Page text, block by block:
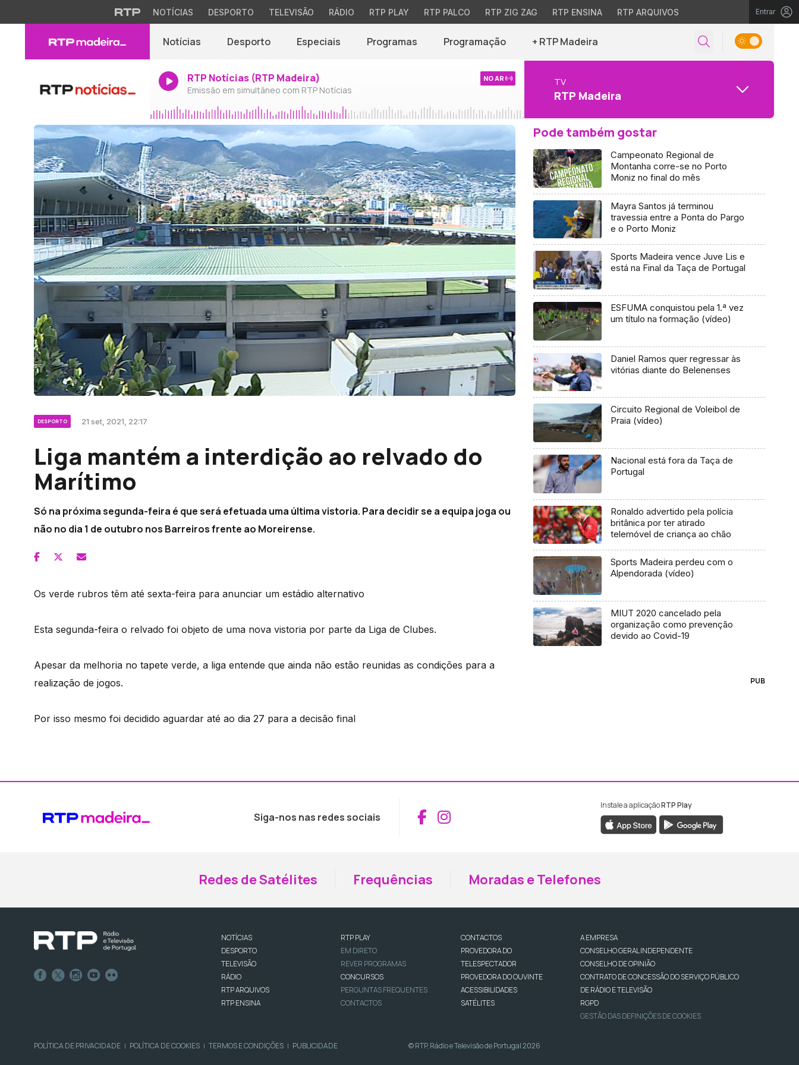
NOTÍCIAS DESPORTO TELEVISÃO RÁDIO RTP PLAY RTP PALCO RTP ZIG ZAG RTP ENSINA RTP ARQUIVOS Entrar
Notícias Desporto Especiais Programas Programação + RTP Madeira
RTP Notícias (RTP Madeira)
Emissão em simultâneo com RTP Notícias
NO AR TV
RTP Madeira
DESPORTO 21 set, 2021, 22:17
Liga mantém a interdição ao relvado do
Marítimo
Só na próxima segunda-feira é que será efetuada uma última vistoria. Para decidir se a equipa joga ou
não no dia 1 de outubro nos Barreiros frente ao Moreirense.
Os verde rubros têm até sexta-feira para anunciar um estádio alternativo
Esta segunda-feira o relvado foi objeto de uma nova vistoria por parte da Liga de Clubes.
Apesar da melhoria no tapete verde, a liga entende que ainda não estão reunidas as condições para a
realização de jogos.
Por isso mesmo foi decidido aguardar até ao dia 27 para a decisão final
Pode também gostar
Campeonato Regional de
Montanha corre-se no Porto
Moniz no final do mês
Mayra Santos já terminou
travessia entre a Ponta do Pargo
e o Porto Moniz
Sports Madeira vence Juve Lis e
está na Final da Taça de Portugal
ESFUMA conquistou pela 1.ª vez
um título na formação (vídeo)
Daniel Ramos quer regressar às
vitórias diante do Belenenses
Circuito Regional de Voleibol de
Praia (vídeo)
Nacional está fora da Taça de
Portugal
Ronaldo advertido pela polícia
britânica por ter atirado
telemóvel de criança ao chão
Sports Madeira perdeu com o
Alpendorada (vídeo)
MIUT 2020 cancelado pela
organização como prevenção
devido ao Covid-19
PUB
Siga-nos nas redes sociais Aceder ao Facebook da RTP Madeira
Aceder ao Instagram da RTP Madeira
Instale a aplicaçãoRTP Play
Redes de Satélites Frequências Moradas e Telefones
NOTÍCIAS
DESPORTO
TELEVISÃO
RÁDIO
RTP ARQUIVOS
RTP ENSINA
RTP PLAY
EM DIRETO
REVER PROGRAMAS
CONCURSOS
PERGUNTAS FREQUENTES
CONTACTOS
CONTACTOS
PROVEDORA DO
TELESPECTADOR
PROVEDORA DO OUVINTE
ACESSIBILIDADES
SATÉLITES
A EMPRESA
CONSELHO GERAL INDEPENDENTE
CONSELHO DE OPINIÃO
CONTRATO DE CONCESSÃO DO SERVIÇO PÚBLICO
DE RÁDIO E TELEVISÃO
RGPD
GESTÃO DAS DEFINIÇÕES DE COOKIES
POLÍTICA DE PRIVACIDADE | POLÍTICA DE COOKIES | TERMOS E CONDIÇÕES | PUBLICIDADE © RTP, Rádio e Televisão de Portugal 2026